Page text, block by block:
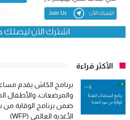
الأكثر قراءة
برنامج الكاش يقدم
والمرضعات، والأطفال
ضمن برنامج الوقاية من
الأغذية العالمي (WFP)